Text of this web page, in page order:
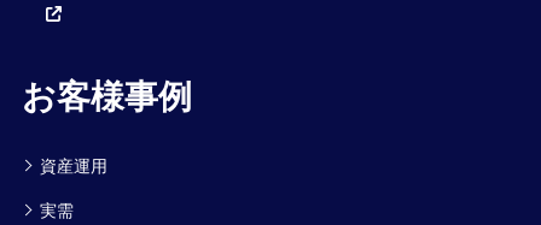
お客様事例
資産運用
実需